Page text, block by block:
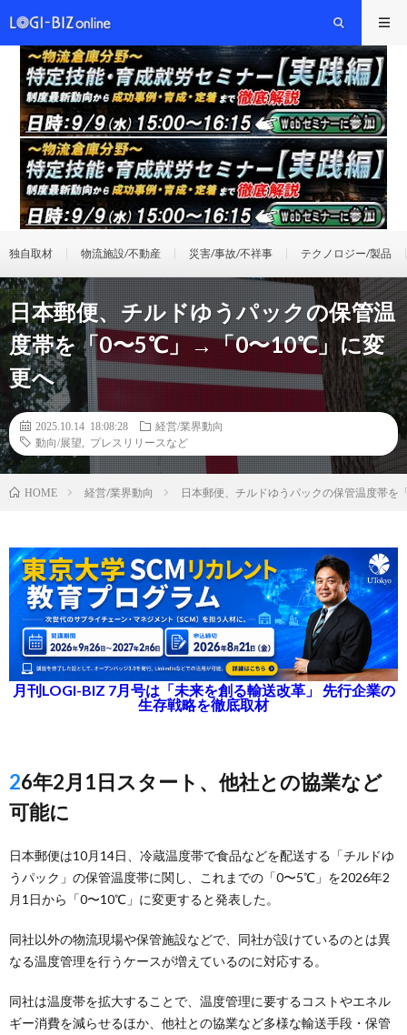
独自取材 物流施設/不動産 災害/事故/不祥事 テクノロジー/製品
日本郵便、チルドゆうパックの保管温
度帯を「0〜5℃」→「0〜10℃」に変
更へ
2025.10.14 18:08:28
経営/業界動向
動向/展望
プレスリリースなど
HOME 経営/業界動向 日本郵便、チルドゆうパックの保管温度帯
月刊LOGI-BIZ 7月号は「未来を創る輸送改革」 先行企業の
生存戦略を徹底取材
26年2月1日スタート、他社との協業など
可能に
日本郵便は10月14日、冷蔵温度帯で食品などを配送する「チルドゆ
うパック」の保管温度帯に関し、これまでの「0〜5℃」を2026年2
月1日から「0〜10℃」に変更すると発表した。
同社以外の物流現場や保管施設などで、同社が設けているのとは異
なる温度管理を行うケースが増えているのに対応する。
同社は温度帯を拡大することで、温度管理に要するコストやエネル
ギー消費を減らせるほか、他社との協業など多様な輸送手段・保管